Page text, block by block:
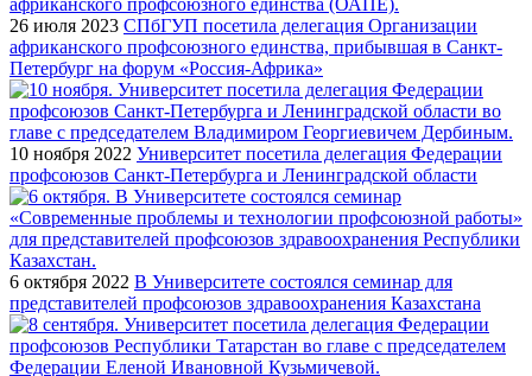
26 июля 2023 СПбГУП посетила делегация Организации
африканского профсоюзного единства, прибывшая в Санкт-
Петербург на форум «Россия-Африка»
10 ноября 2022 Университет посетила делегация Федерации
профсоюзов Санкт-Петербурга и Ленинградской области
6 октября 2022 В Университете состоялся семинар для
представителей профсоюзов здравоохранения Казахстана